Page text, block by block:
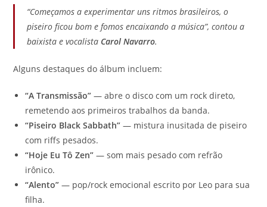
“Começamos a experimentar uns ritmos brasileiros, o
piseiro ficou bom e fomos encaixando a música”, contou a
baixista e vocalista Carol Navarro.
Alguns destaques do álbum incluem:
“A Transmissão” — abre o disco com um rock direto,
remetendo aos primeiros trabalhos da banda.
“Piseiro Black Sabbath” — mistura inusitada de piseiro
com riffs pesados.
“Hoje Eu Tô Zen” — som mais pesado com refrão
irônico.
“Alento” — pop/rock emocional escrito por Leo para sua
filha.